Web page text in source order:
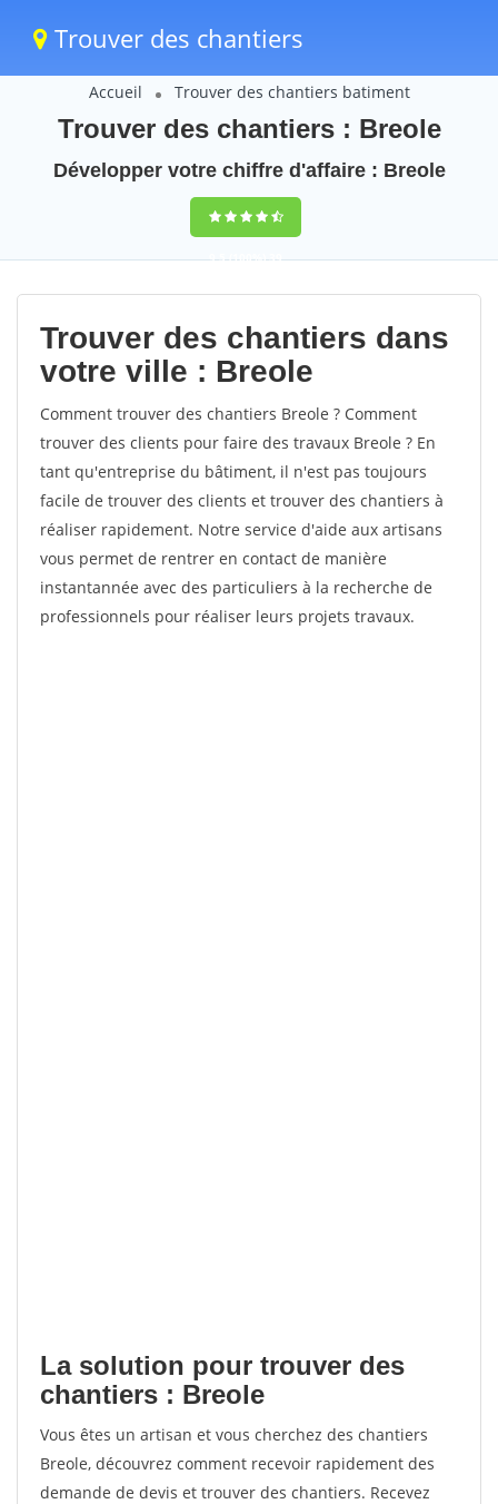
Trouver des chantiers
Accueil Trouver des chantiers batiment
Trouver des chantiers : Breole
Développer votre chiffre d'affaire : Breole
9,5(100%)39
votes
Trouver des chantiers dans
votre ville : Breole
Comment trouver des chantiers Breole ? Comment
trouver des clients pour faire des travaux Breole ? En
tant qu'entreprise du bâtiment, il n'est pas toujours
facile de trouver des clients et trouver des chantiers à
réaliser rapidement. Notre service d'aide aux artisans
vous permet de rentrer en contact de manière
instantannée avec des particuliers à la recherche de
professionnels pour réaliser leurs projets travaux.
La solution pour trouver des
chantiers : Breole
Vous êtes un artisan et vous cherchez des chantiers
Breole, découvrez comment recevoir rapidement des
demande de devis et trouver des chantiers. Recevez